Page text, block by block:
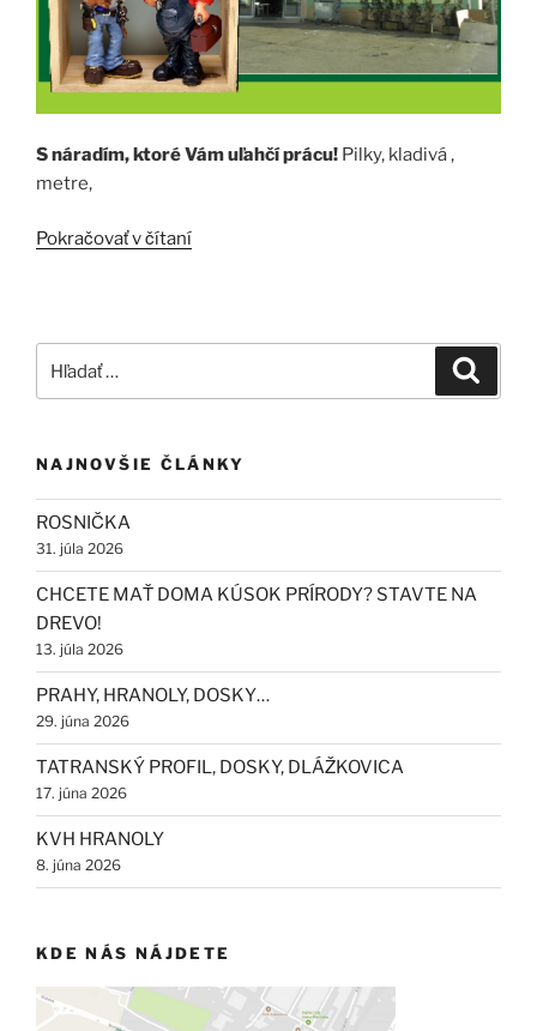
S náradím, ktoré Vám uľahčí prácu! Pilky, kladivá ,
metre,
Pokračovať v čítaní„REMESELNÍK
NAJNOVŠIE ČLÁNKY
ROSNIČKA
31. júla 2026
CHCETE MAŤ DOMA KÚSOK PRÍRODY? STAVTE NA
DREVO!
13. júla 2026
PRAHY, HRANOLY, DOSKY…
29. júna 2026
TATRANSKÝ PROFIL, DOSKY, DLÁŽKOVICA
17. júna 2026
KVH HRANOLY
8. júna 2026
KDE NÁS NÁJDETE